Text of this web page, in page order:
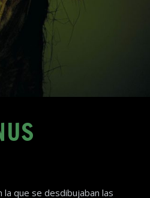
que se desdibujaban las